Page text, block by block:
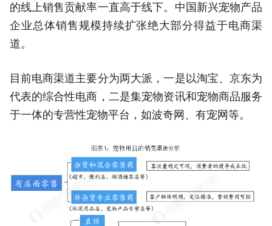
的线上销售贡献率一直高于线下。中国新兴宠物产品
企业总体销售规模持续扩张绝大部分得益于电商渠
道。
目前电商渠道主要分为两大派，一是以淘宝、京东为
代表的综合性电商，二是集宠物资讯和宠物商品服务
于一体的专营性宠物平台，如波奇网、有宠网等。